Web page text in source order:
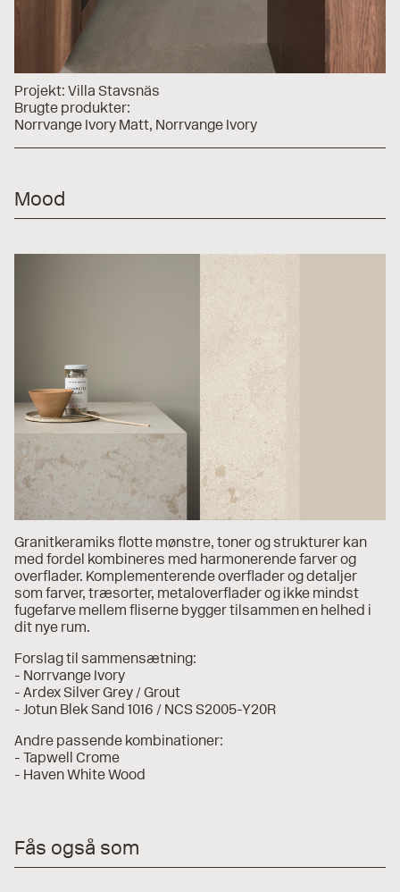
Projekt: Villa Stavsnäs
Brugte produkter:
Norrvange Ivory Matt Norrvange Ivory
Mood
Granitkeramiks flotte mønstre, toner og strukturer kan
med fordel kombineres med harmonerende farver og
overflader. Komplementerende overflader og detaljer
som farver, træsorter, metaloverflader og ikke mindst
fugefarve mellem fliserne bygger tilsammen en helhed i
dit nye rum.
Forslag til sammensætning:
- Norrvange Ivory
- Ardex Silver Grey / Grout
- Jotun Blek Sand 1016 / NCS S2005-Y20R
Andre passende kombinationer:
- Tapwell Crome
- Haven White Wood
Fås også som